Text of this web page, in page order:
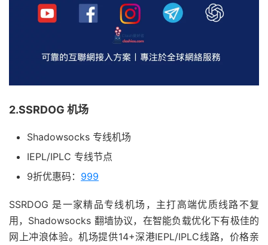
2.SSRDOG 机场
Shadowsocks 专线机场
IEPL/IPLC 专线节点
9折优惠码： 999
SSRDOG 是一家精品专线机场，主打高端优质线路不复
用，Shadowsocks 翻墙协议，在智能负载优化下有极佳的
网上冲浪体验。机场提供14+深港IEPL/IPLC线路，价格亲